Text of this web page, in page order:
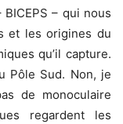
– qui nous
et les origines du
qu’il capture.
Pôle Sud. Non, je
de monoculaire
regardent les